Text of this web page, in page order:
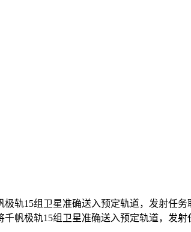
轨15组卫星准确送入预定轨道，发射任
帆极轨15组卫星准确送入预定轨道，发